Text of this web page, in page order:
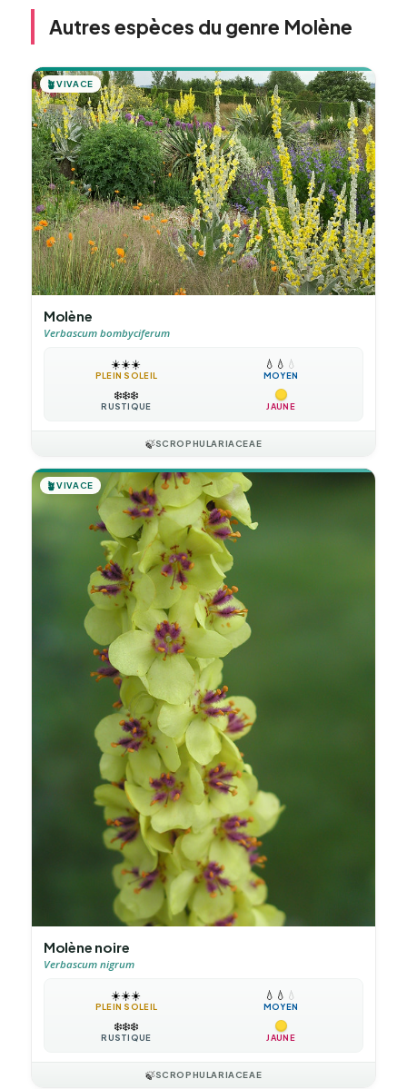
Autres espèces du genre Molène
🪴VIVACE
Molène
Verbascum bombyciferum
☀️☀️☀️
PLEIN SOLEIL
💧 💧 💧
MOYEN
❄️❄️❄️
RUSTIQUE JAUNE
🍃SCROPHULARIACEAE
🪴VIVACE
Molène noire
Verbascum nigrum
☀️☀️☀️
PLEIN SOLEIL
💧 💧 💧
MOYEN
❄️❄️❄️
RUSTIQUE JAUNE
🍃SCROPHULARIACEAE